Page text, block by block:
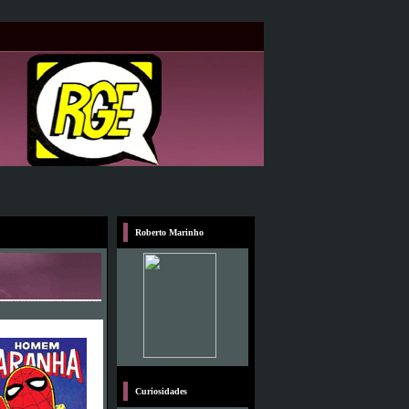
Roberto Marinho
Curiosidades